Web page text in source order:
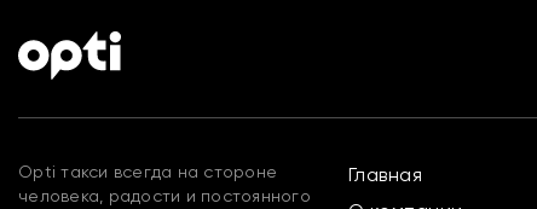
Opti такси всегда на стороне
человека, радости и постоянного
Главная